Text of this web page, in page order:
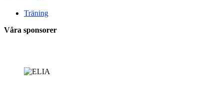
Träning
Våra sponsorer